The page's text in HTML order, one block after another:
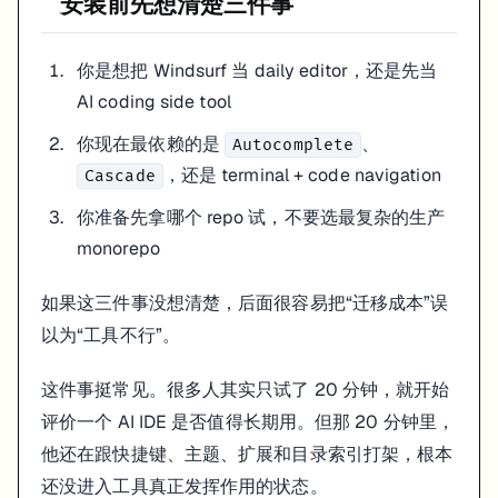
folder 是否完整打开
indexing 是否正常
terminal 和 preview 能不能顺手接进来
如果上下文没建好，你会得到一种很典型的体验: 它聊天像懂了，真正
这也是为什么我不建议第一次就拿最复杂的生产 monorepo 试。你很
推荐的基础配置
不要第一天装太多新扩展
把视图、侧栏和快捷键先调回顺手状态
先测试 Autocomplete的接受频率
再测试
Cascade对当前 repo 的理解深度
试一个你已经熟悉的小 bug 或小功能
你是想把 Windsurf 当 daily editor，还是先当
AI coding side tool
你现在最依赖的是
Autocomplete 、
Cascade
，还是 terminal + code navigation
你准备先拿哪个 repo 试，不要选最复杂的生产
monorepo
如果这三件事没想清楚，后面很容易把“迁移成本”误
以为“工具不行”。
这件事挺常见。很多人其实只试了 20 分钟，就开始
评价一个 AI IDE 是否值得长期用。但那 20 分钟里，
他还在跟快捷键、主题、扩展和目录索引打架，根本
还没进入工具真正发挥作用的状态。